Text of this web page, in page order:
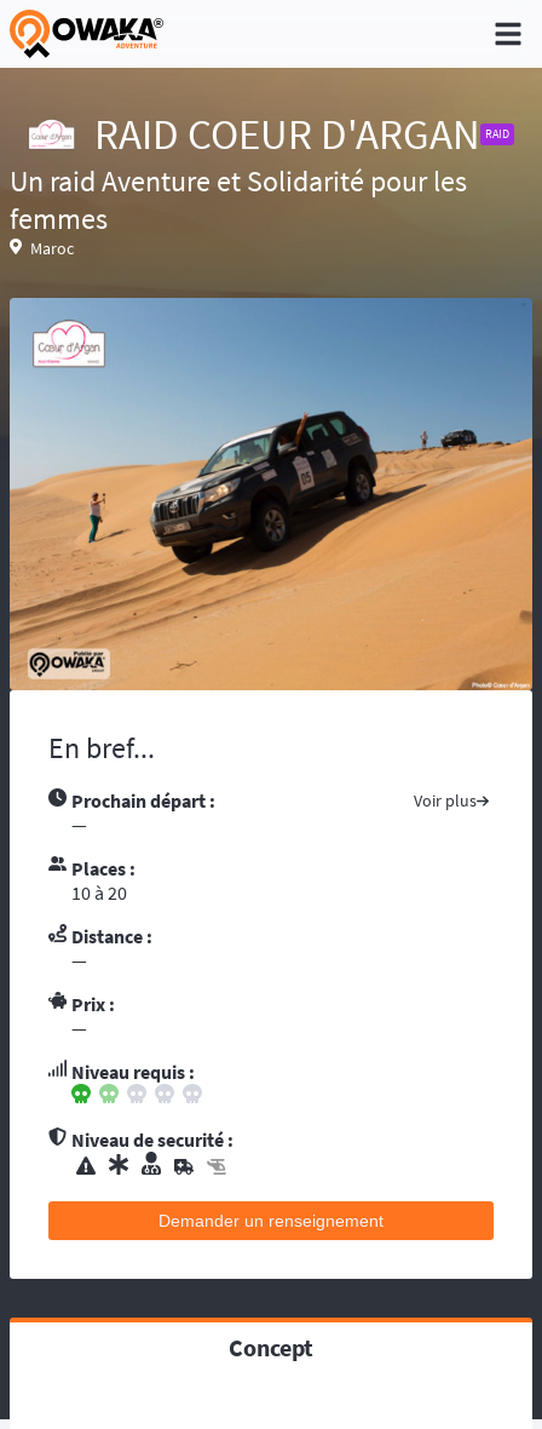
®
RAID COEUR D'ARGAN RAID
Un raid Aventure et Solidarité pour les
femmes
Maroc
En bref...
Prochain départ : Voir plus
—
Places :
10 à 20
Distance :
—
Prix :
—
Niveau requis :
sorties dans l'année)
des aventures)
Niveau 5 - Expert (Sans limite)
Niveau de securité :
Réservé aux baroudeurs, la prise de
risque fait partie de l’aventure. Conscient des
difficultés de recherche en cas d’accident ou
maladie, vous risquez d’être coupés du
monde et de tous moyens de secours.
Compter sur l’assistance des autochtones
n’est pas toujours aisée …. Nous vous
recommandons de partir avec tous les
contacts administratifs et de secours
avec vous les guides touristiques comme : «
crise mondiale, consultez le site du ministère
des affaires étrangères :
couverture à 100%, donc il est fortement
d’intervention des premiers secours et les
contacts d’assistance médicale locale.
L’organisation dispose de médecin(s), et
d’une équipe médicale. Ils se répartissent sur
le circuit, ou suivent la progression de la
course. La balise satellitaire est fortement
conseillée pour les accidents qui pourraient
L’organisation dispose d’au moins une
médicales qui se répartissent sur le circuit,
Demander un renseignement
Concept